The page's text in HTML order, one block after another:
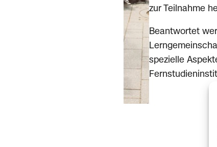
zur Teilnahme
Beantwortet
spezielle